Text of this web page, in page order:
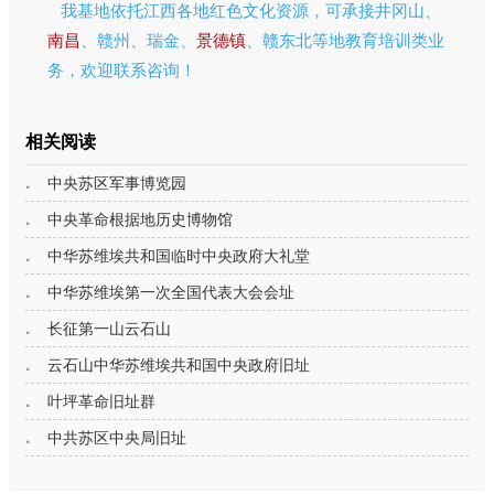
我基地依托江西各地红色文化资源，可承接井冈山、
南昌
、赣州、瑞金、 景德镇、赣东北等地教育培训类业
务，欢迎联系咨询！
相关阅读
中央苏区军事博览园
中央革命根据地历史博物馆
中华苏维埃共和国临时中央政府大礼堂
中华苏维埃第一次全国代表大会会址
长征第一山云石山
云石山中华苏维埃共和国中央政府旧址
叶坪革命旧址群
中共苏区中央局旧址